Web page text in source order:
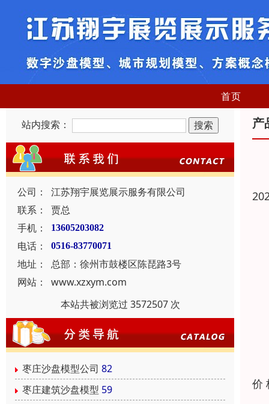
首页
站内搜索：
公司：
江苏翔宇展览展示服务有限公司
联系：
贾总
手机：
13605203082
电话： 0516-83770071
地址：
总部：徐州市鼓楼区陈琵路3号
网站：
www.xzxym.com
本站共被浏览过 3572507 次
枣庄沙盘模型公司 82
枣庄建筑沙盘模型 59
产
价